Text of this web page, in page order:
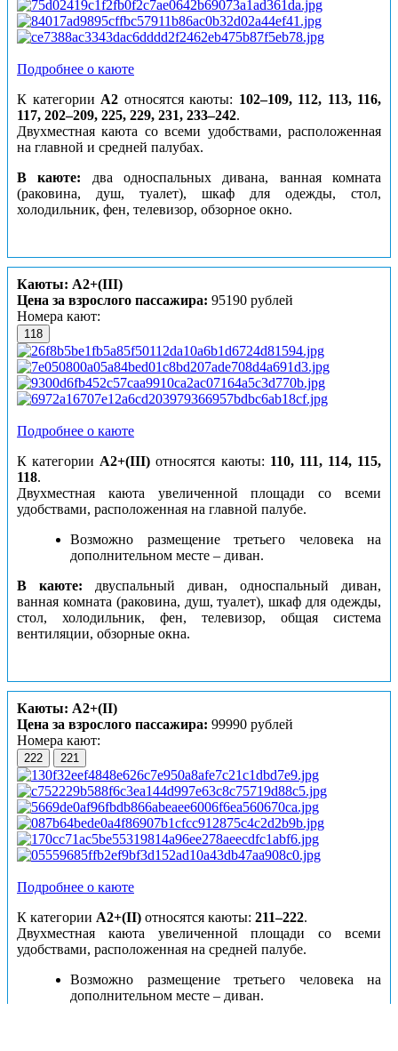
Подробнее о каюте
К категории А2 относятся каюты: 102–109, 112, 113, 116,
117, 202–209, 225, 229, 231, 233–242.
Двухместная каюта со всеми удобствами, расположенная
на главной и средней палубах.
В каюте: два односпальных дивана, ванная комната
(раковина, душ, туалет), шкаф для одежды, стол,
холодильник, фен, телевизор, обзорное окно.
Каюты: А2+(III)
Цена за взрослого пассажира: 95190 рублей
Номера кают:
118
Подробнее о каюте
К категорииА2+(III) относятся каюты: 110, 111, 114, 115,
118.
Двухместная каюта увеличенной площади со всеми
удобствами, расположенная на главной палубе.
Возможно размещение третьего человека на
дополнительном месте – диван.
В каюте: двуспальный диван, односпальный диван,
ванная комната (раковина, душ, туалет), шкаф для одежды,
стол, холодильник, фен, телевизор, общая система
вентиляции, обзорные окна.
Каюты: А2+(II)
Цена за взрослого пассажира: 99990 рублей
Номера кают:
222 221
Подробнее о каюте
К категории А2+(II) относятся каюты: 211–222.
Двухместная каюта увеличенной площади со всеми
удобствами, расположенная на средней палубе.
Возможно размещение третьего человека на
дополнительном месте – диван.